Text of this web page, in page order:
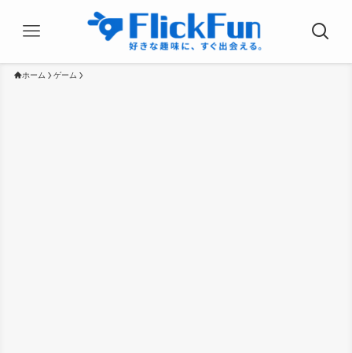
ホーム ゲーム